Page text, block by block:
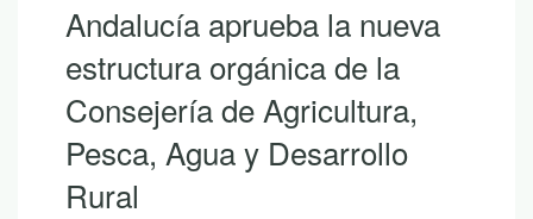
Andalucía aprueba la nueva
estructura orgánica de la
Consejería de Agricultura,
Pesca, Agua y Desarrollo
Rural